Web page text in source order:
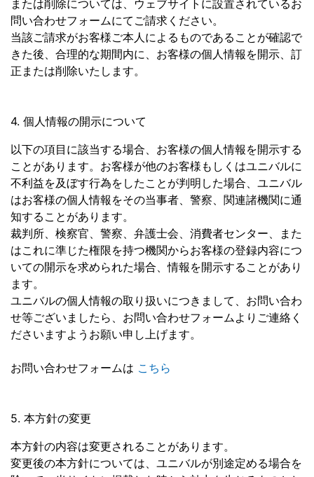
または削除については、ウェブサイトに設置されているお
問い合わせフォームにてご請求ください。
当該ご請求がお客様ご本人によるものであることが確認で
きた後、合理的な期間内に、お客様の個人情報を開示、訂
正または削除いたします。
4. 個人情報の開示について
以下の項目に該当する場合、お客様の個人情報を開示する
ことがあります。お客様が他のお客様もしくはユニバルに
不利益を及ぼす行為をしたことが判明した場合、ユニバル
はお客様の個人情報をその当事者、警察、関連諸機関に通
知することがあります。
裁判所、検察官、警察、弁護士会、消費者センター、また
はこれに準じた権限を持つ機関からお客様の登録内容につ
いての開示を求められた場合、情報を開示することがあり
ます。
ユニバルの個人情報の取り扱いにつきまして、お問い合わ
せ等ございましたら、お問い合わせフォームよりご連絡く
ださいますようお願い申し上げます。
お問い合わせフォームは こちら
5. 本方針の変更
本方針の内容は変更されることがあります。
変更後の本方針については、ユニバルが別途定める場合を